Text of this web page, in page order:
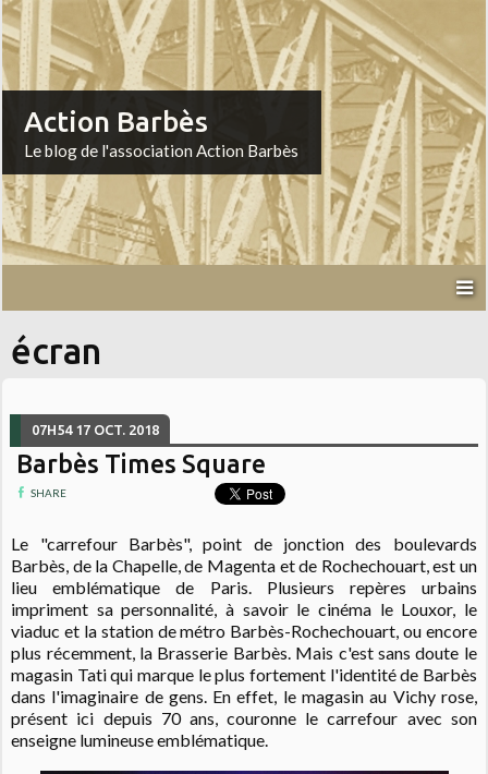
Action Barbès
Le blog de l'association Action Barbès
écran
07H54 17 OCT. 2018
Barbès Times Square
SHARE
Le "carrefour Barbès", point de jonction des boulevards
Barbès, de la Chapelle, de Magenta et de Rochechouart, est un
lieu emblématique de Paris. Plusieurs repères urbains
impriment sa personnalité, à savoir le cinéma le Louxor, le
viaduc et la station de métro Barbès-Rochechouart, ou encore
plus récemment, la Brasserie Barbès. Mais c'est sans doute le
magasin Tati qui marque le plus fortement l'identité de Barbès
dans l'imaginaire de gens. En effet, le magasin au Vichy rose,
présent ici depuis 70 ans, couronne le carrefour avec son
enseigne lumineuse emblématique.